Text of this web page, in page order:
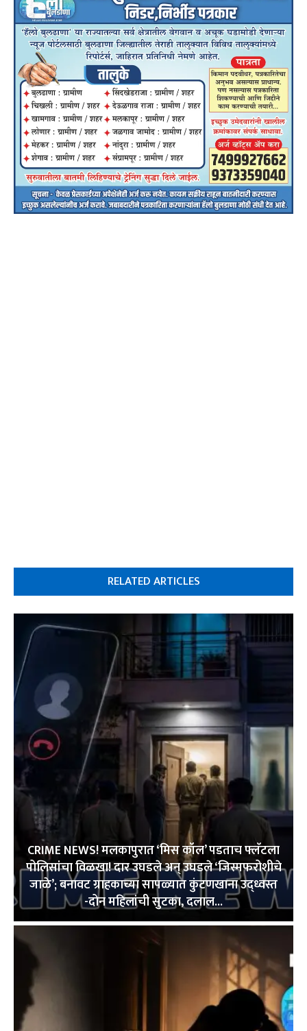
RELATED ARTICLES
CRIME NEWS! मलकापुरात ‘मिस कॉल’ पडताच फ्लॅटला
पोलिसांचा विळखा! दार उघडले अन् उघडले ‘जिस्मफरोशीचे
जाळे’; बनावट ग्राहकाच्या सापळ्यात कुंटणखाना उद्ध्वस्त
-दोन महिलांची सुटका, दलाल...